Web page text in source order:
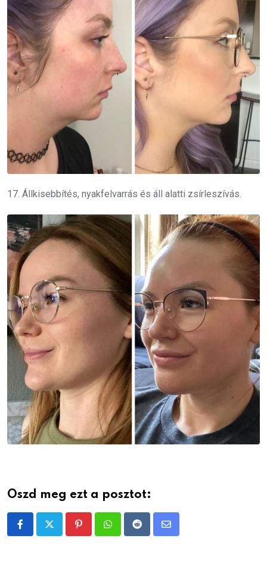
17. Állkisebbítés, nyakfelvarrás és áll alatti zsírleszívás.
Oszd meg ezt a posztot:
PinterestWhatsappRedditShare